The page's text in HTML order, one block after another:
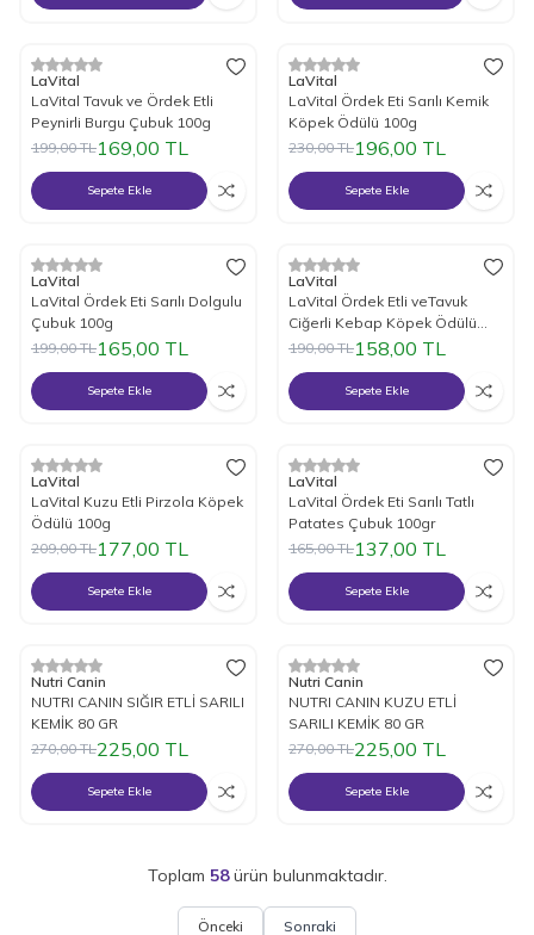
%15İndirim
Yeni
LaVital
LaVital Tavuk ve Ördek Etli
Peynirli Burgu Çubuk 100g
199,00TL169,00 TL
Sepete Ekle
%15İndirim
Yeni
LaVital
LaVital Ördek Eti Sarılı Kemik
Köpek Ödülü 100g
230,00TL196,00 TL
Sepete Ekle
%17İndirim
Yeni
LaVital
LaVital Ördek Eti Sarılı Dolgulu
Çubuk 100g
199,00TL165,00 TL
Sepete Ekle
%17İndirim
Yeni
LaVital
LaVital Ördek Etli veTavuk
Ciğerli Kebap Köpek Ödülü
100g
190,00TL158,00 TL
Sepete Ekle
%15İndirim
Yeni
LaVital
LaVital Kuzu Etli Pirzola Köpek
Ödülü 100g
209,00TL177,00 TL
Sepete Ekle
%17İndirim
Yeni
LaVital
LaVital Ördek Eti Sarılı Tatlı
Patates Çubuk 100gr
165,00TL137,00 TL
Sepete Ekle
%17İndirim
Nutri Canin
NUTRI CANIN SIĞIR ETLİ SARILI
KEMİK 80 GR
270,00TL225,00 TL
Sepete Ekle
%17İndirim
Nutri Canin
NUTRI CANIN KUZU ETLİ
SARILI KEMİK 80 GR
270,00TL225,00 TL
Sepete Ekle
Toplam 58ürün bulunmaktadır.
Önceki Sonraki